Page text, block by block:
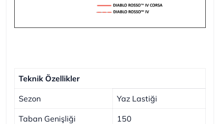
Teknik Özellikler
Sezon Yaz Lastiği
Taban Genişliği 150